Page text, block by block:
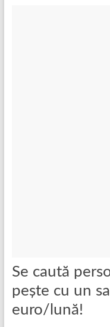
Se caută
pește cu un
euro/lună!